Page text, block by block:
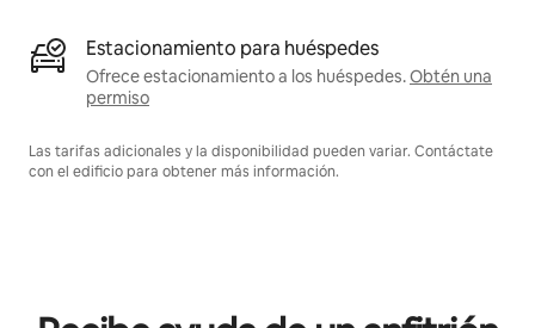
Estacionamiento para huéspedes
Ofrece estacionamiento a los huéspedes.Obtén una
permiso
Las tarifas adicionales y la disponibilidad pueden variar. Contáctate
con el edificio para obtener más información.